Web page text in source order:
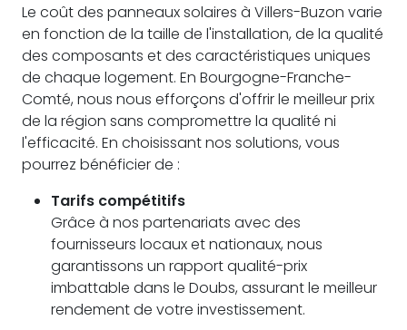
Le coût des panneaux solaires à Villers-Buzon varie
en fonction de la taille de l'installation, de la qualité
des composants et des caractéristiques uniques
de chaque logement. En Bourgogne-Franche-
Comté, nous nous efforçons d'offrir le meilleur prix
de la région sans compromettre la qualité ni
l'efficacité. En choisissant nos solutions, vous
pourrez bénéficier de :
Tarifs compétitifs
Grâce à nos partenariats avec des
fournisseurs locaux et nationaux, nous
garantissons un rapport qualité-prix
imbattable dans le Doubs, assurant le meilleur
rendement de votre investissement.